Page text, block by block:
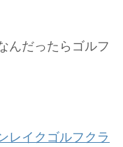
んだったらゴルフ
レイクゴルフクラ